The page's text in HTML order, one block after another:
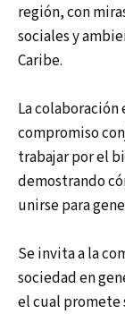
región, con
sociales y
Caribe.
La
compromiso
trabajar por el
demostrando
unirse para
Se invita a la
sociedad en
el cual promete